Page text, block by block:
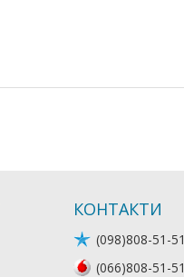
КОНТАКТИ
(098)808-51-51
(066)808-51-51